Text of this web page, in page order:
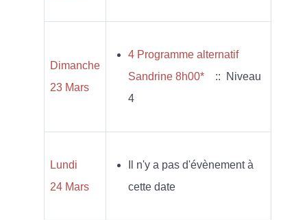
Dimanche
23 Mars
4 Programme alternatif
Sandrine 8h00*
:: Niveau
4
Lundi
24 Mars
Il n'y a pas d'évènement à
cette date